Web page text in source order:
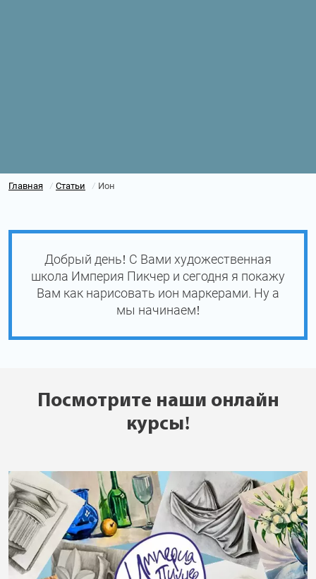
Главная / Статьи / Ион
Добрый день! С Вами художественная
школа Империя Пикчер и сегодня я покажу
Вам как нарисовать ион маркерами. Ну а
мы начинаем!
Посмотрите наши онлайн
курсы!